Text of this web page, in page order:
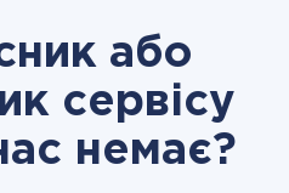
або
сервісу
немає?